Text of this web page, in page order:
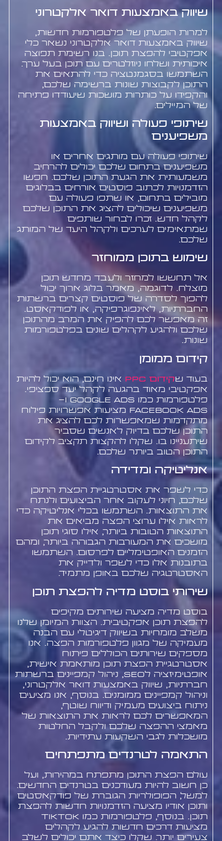
שיווק באמצעות דואר אלקטרוני
למרות הופעתן של פלטפורמות חדשות,
שיווק באמצעות דואר אלקטרוני נשאר כלי
אפקטיבי להפצת תוכן. בנו רשימת תפוצה
איכותית ושלחו ניוזלטרים עם תוכן בעל ערך.
השתמשו בסגמנטציה כדי להתאים את
התוכן לקבוצות שונות ברשימה שלכם,
והקפידו על כותרות מושכות שיעודדו פתיחה
של המיילים.
שיתופי פעולה ושיווק באמצעות
משפיענים
שיתופי פעולה עם מותגים אחרים או
משפיענים בתחום שלכם יכולים להרחיב
משמעותית את הגעת התוכן שלכם. חפשו
הזדמנויות לכתוב פוסטים אורחים בבלוגים
מובילים בתחום, או שתפו פעולה עם
משפיענים שיכולים להציג את התוכן שלכם
לקהל חדש. זכרו לבחור שותפים
שמתאימים לערכים ולקהל היעד של המותג
שלכם.
שימוש בתוכן ממוחזר
אל תחששו למחזר ולעבד מחדש תוכן
מוצלח. לדוגמה, מאמר בלוג ארוך יכול
להפוך לסדרה של פוסטים קצרים ברשתות
החברתיות, לאינפוגרפיקה, או לפודקאסט.
זה מאפשר לכם להפיק את המרב מהתוכן
שלכם ולהגיע לקהלים שונים בפלטפורמות
שונות.
קידום ממומן
בעוד שקידום PPC
אינו חינם, הוא יכול להיות
אפקטיבי מאוד בהגעה לקהל יעד ספציפי.
פלטפורמות כמו Google Ads ו-
Facebook Ads מציעות אפשרויות פילוח
מתקדמות שמאפשרות לכם להציג את
התוכן שלכם בדיוק לאנשים שסביר
שיתעניינו בו. שקלו להקצות תקציב לקידום
התוכן הטוב ביותר שלכם.
אנליטיקה ומדידה
כדי לשפר את אסטרטגיית הפצת התוכן
שלכם, חיוני לעקוב אחר הביצועים ולנתח
את התוצאות. השתמשו בכלי אנליטיקה כדי
לראות אילו ערוצי הפצה מביאים את
התוצאות הטובות ביותר, אילו סוגי תוכן
מושכים את המעורבות הגבוהה ביותר, ומהם
הזמנים האופטימליים לפרסום. השתמשו
בתובנות אלו כדי לשפר ולדייק את
האסטרטגיה שלכם באופן מתמיד.
שירותי בוסט מדיה להפצת תוכן
בוסט מדיה מציעה שירותים מקיפים
להפצת תוכן אפקטיבית. הצוות המיומן שלנו
משלב מומחיות בשיווק דיגיטלי עם הבנה
מעמיקה של מגוון פלטפורמות הפצה. אנו
מספקים שירותים הכוללים פיתוח
אסטרטגיית הפצת תוכן מותאמת אישית,
אופטימיזציה לSEO, ניהול קמפיינים ברשתות
חברתיות, שיווק באמצעות דואר אלקטרוני,
וניהול קמפיינים ממומנים. בנוסף, אנו מציעים
ניתוח ביצועים מעמיק ודיווח שוטף,
המאפשרים לכם לראות את התוצאות של
מאמצי ההפצה שלכם ולקבל החלטות
מושכלות לגבי השקעות עתידיות.
התאמה לטרנדים מתפתחים
עולם הפצת התוכן מתפתח במהירות, ועל
כן חשוב להיות מעודכנים בטרנדים החדשים.
למשל, הפופולריות הגוברת של פודקאסטים
ותוכן אודיו מציעה הזדמנויות חדשות להפצת
תוכן. בנוסף, פלטפורמות כמו TikTok
מציעות דרכים חדשות להגיע לקהלים
צעירים יותר. שקלו כיצד אתם יכולים לשלב